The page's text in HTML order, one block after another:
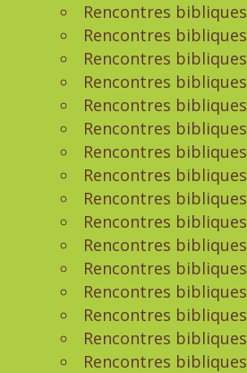
Rencontres bibliques
Rencontres bibliques
Rencontres bibliques
Rencontres bibliques
Rencontres bibliques
Rencontres bibliques
Rencontres bibliques
Rencontres bibliques
Rencontres bibliques
Rencontres bibliques
Rencontres bibliques
Rencontres bibliques
Rencontres bibliques
Rencontres bibliques
Rencontres bibliques
Rencontres bibliques